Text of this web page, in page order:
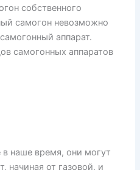
собственного
самогон невозможно
аппарат.
самогонных аппаратов
наше время, они могут
начиная от газовой, и